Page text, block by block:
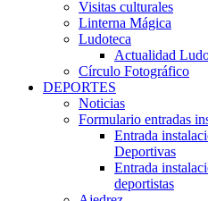
Visitas culturales
Linterna Mágica
Ludoteca
Actualidad
Círculo Fotográfico
DEPORTES
Noticias
Formulario entradas
Entrada
Deportivas
Entrada
deportistas